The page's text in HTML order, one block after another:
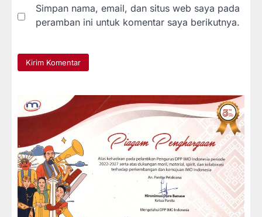
Simpan nama, email, dan situs web saya pada
peramban ini untuk komentar saya berikutnya.